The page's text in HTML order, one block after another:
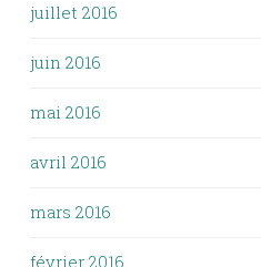
juillet 2016
juin 2016
mai 2016
avril 2016
mars 2016
février 2016